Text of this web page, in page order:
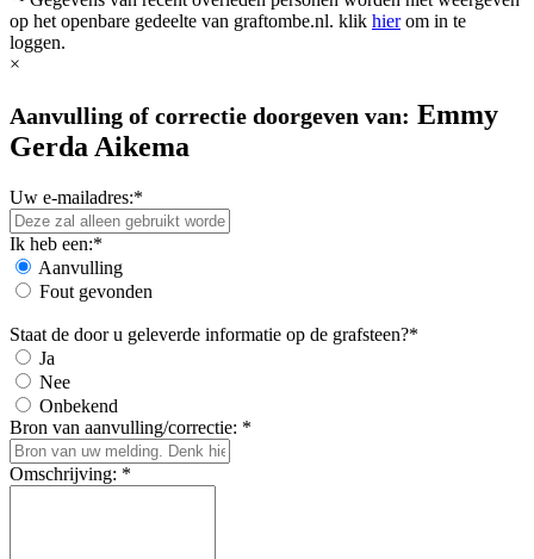
op het openbare gedeelte van graftombe.nl. klik hierom in te
loggen.
×
Aanvulling of correctie doorgeven van: Emmy
Gerda Aikema
Uw e-mailadres:*
Ik heb een:*
Aanvulling
Fout gevonden
Staat de door u geleverde informatie op de grafsteen?*
Ja
Nee
Onbekend
Bron van aanvulling/correctie: *
Omschrijving: *